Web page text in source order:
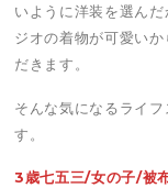
いように洋装を選ん
ジオの着物が可愛い
だきます。
そんな気になるライ
す。
3歳七五三/女の子/被